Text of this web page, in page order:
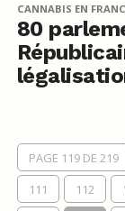
CANNABIS EN
80
PAGE 119 DE 219
111
112